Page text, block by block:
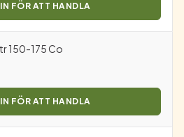
FÖR ATT HANDLA
150-175 Co
FÖR ATT HANDLA